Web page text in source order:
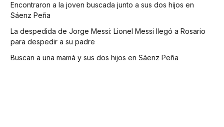
Encontraron a la joven buscada junto a sus dos hijos en
Sáenz Peña
La despedida de Jorge Messi: Lionel Messi llegó a Rosario
para despedir a su padre
Buscan a una mamá y sus dos hijos en Sáenz Peña